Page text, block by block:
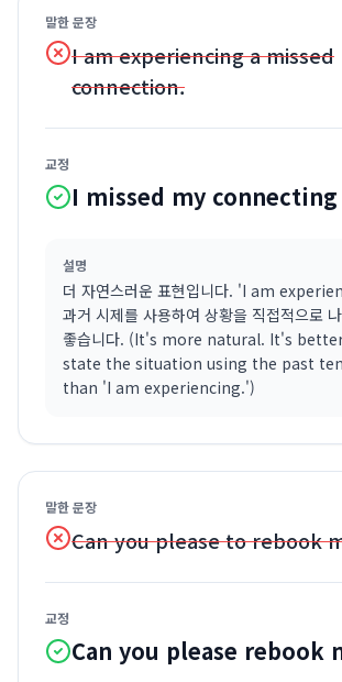
말한 문장
I am experiencing a missed
connection.
교정
I missed my
설명
더 자연스러운 표현입니다. 'I am
과거 시제를 사용하여 상황을 직접적으로
좋습니다. (It's more natural. It's
state the situation using the past
than 'I am experiencing.')
말한 문장
Can you please to rebook
교정
Can you please rebook